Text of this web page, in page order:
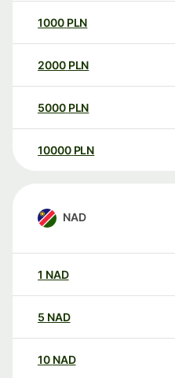
1000 PLN
2000 PLN
5000 PLN
10000 PLN
NAD
1 NAD
5 NAD
10 NAD